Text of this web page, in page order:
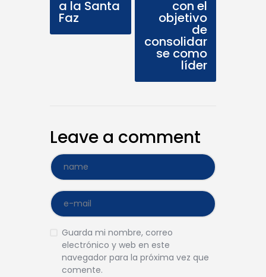
a la Santa
Faz
con el
objetivo
de
consolidar
se como
líder
Leave a comment
Guarda mi nombre, correo
electrónico y web en este
navegador para la próxima vez que
comente.